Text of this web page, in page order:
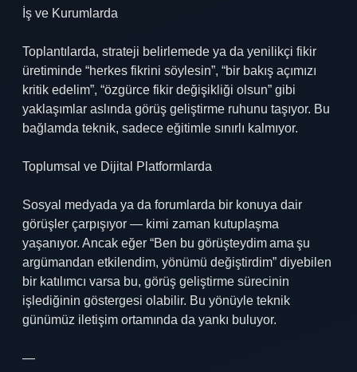
İş ve Kurumlarda
Toplantılarda, strateji belirlemede ya da yenilikçi fikir
üretiminde “herkes fikrini söylesin”, “bir bakış açımızı
kritik edelim”, “özgürce fikir değişikliği olsun” gibi
yaklaşımlar aslında görüş geliştirme ruhunu taşıyor. Bu
bağlamda teknik, sadece eğitimle sınırlı kalmıyor.
Toplumsal ve Dijital Platformlarda
Sosyal medyada ya da forumlarda bir konuya dair
görüşler çarpışıyor — kimi zaman kutuplaşma
yaşanıyor. Ancak eğer “Ben bu görüşteydim ama şu
argümandan etkilendim, yönümü değiştirdim” diyebilen
bir katılımcı varsa bu, görüş geliştirme sürecinin
işlediğinin göstergesi olabilir. Bu yönüyle teknik
günümüz iletişim ortamında da yankı buluyor.
—